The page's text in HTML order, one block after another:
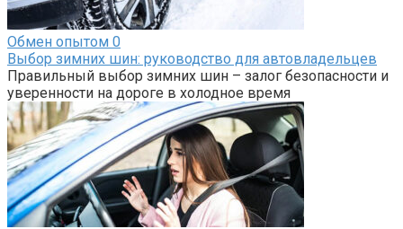
Обмен опытом 0
Выбор зимних шин: руководство для автовладельцев
Правильный выбор зимних шин – залог безопасности и
уверенности на дороге в холодное время